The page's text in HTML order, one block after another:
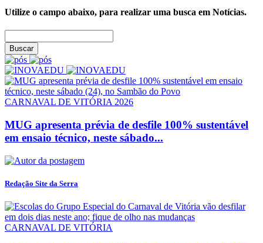
Utilize o campo abaixo, para realizar uma busca em Notícias.
Buscar
CARNAVAL DE VITÓRIA 2026
MUG apresenta prévia de desfile 100% sustentável
em ensaio técnico, neste sábado...
Redação Site da Serra
CARNAVAL DE VITÓRIA